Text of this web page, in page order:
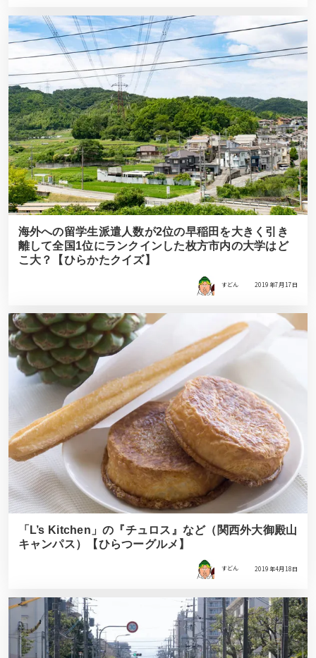
海外への留学生派遣人数が2位の早稲田を大きく引き
離して全国1位にランクインした枚方市内の大学はど
こ大？【ひらかたクイズ】
すどん 2019年7月17日
「L’s Kitchen」の『チュロス』など（関西外大御殿山
キャンパス）【ひらつーグルメ】
すどん 2019年4月18日